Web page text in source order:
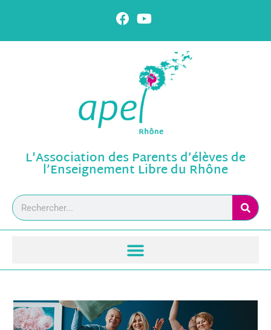
L'Association des Parents d’élèves de
l’Enseignement Libre du Rhône